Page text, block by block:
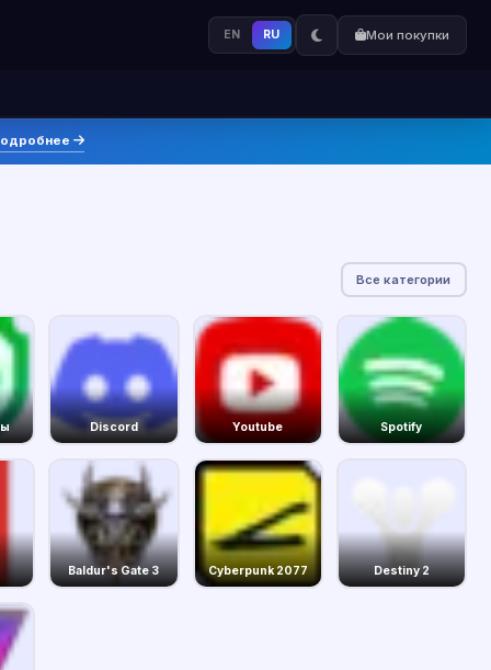
EN RU Мои покупки
Все категории
Discord Youtube Spotify
Baldur's Gate 3 Cyberpunk 2077 Destiny 2